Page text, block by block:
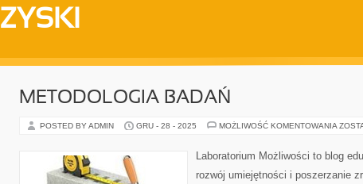
ZYSKI
METODOLOGIA BADAŃ
POSTED BY ADMIN GRU - 28 - 2025 MOŻLIWOŚĆ KOMENTOWANIA
Laboratorium Możliwości to blog
rozwój umiejętności i poszerzanie